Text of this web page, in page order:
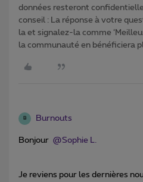
données resteront
conseil : La réponse à votre
la et signalez-la comme
la communauté en bénéficiera
B Burnouts
Bonjour ​ @Sophie L.
Je reviens pour les dernières